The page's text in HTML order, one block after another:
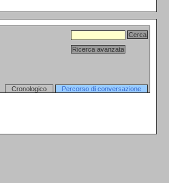
Cronologico
Percorso di conversazione